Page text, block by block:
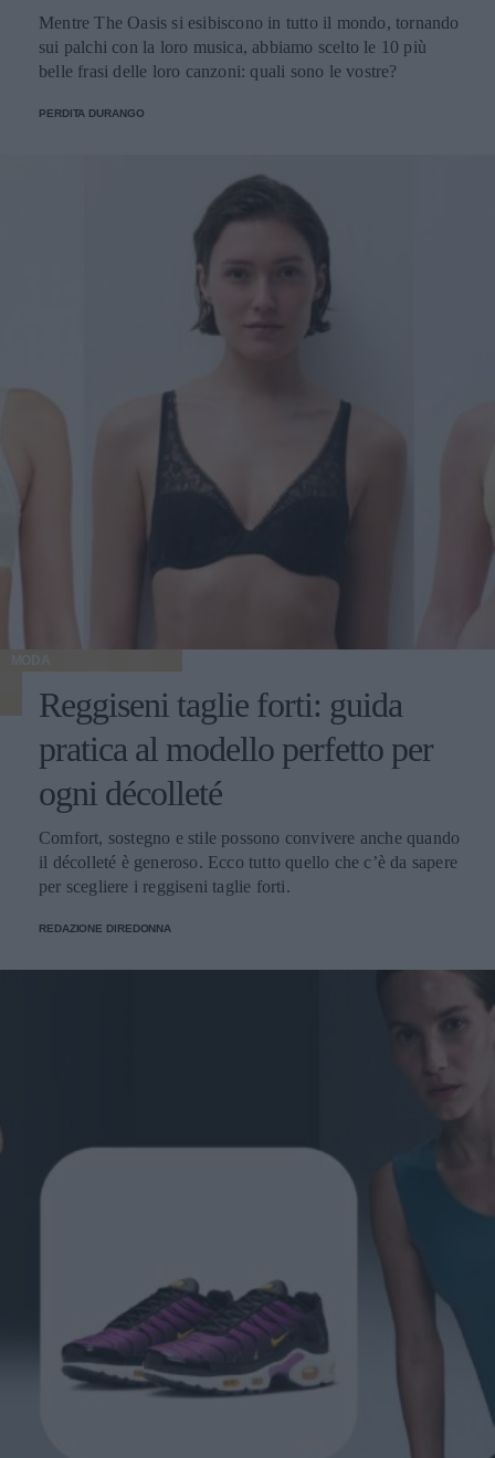
Mentre The Oasis si esibiscono in tutto il mondo, tornando
sui palchi con la loro musica, abbiamo scelto le 10 più
belle frasi delle loro canzoni: quali sono le vostre?
PERDITA DURANGO
MODA
Reggiseni taglie forti: guida
pratica al modello perfetto per
ogni décolleté
Comfort, sostegno e stile possono convivere anche quando
il décolleté è generoso. Ecco tutto quello che c’è da sapere
per scegliere i reggiseni taglie forti.
REDAZIONE DIREDONNA